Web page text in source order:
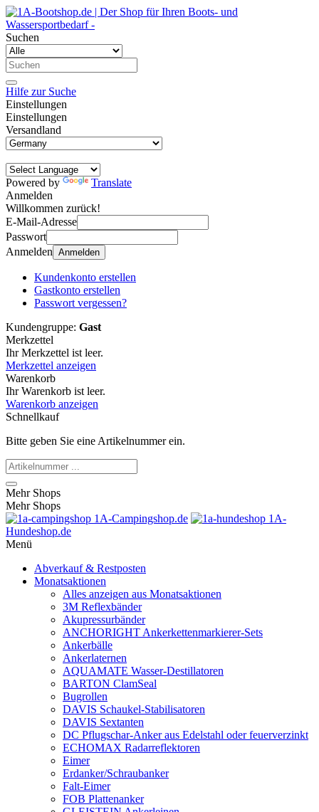
Suchen
Hilfe zur Suche
Einstellungen
Einstellungen
Versandland
Powered by
Translate
Anmelden
Willkommen zurück!
E-Mail-Adresse
Passwort
Anmelden Anmelden
Kundenkonto erstellen
Gastkonto erstellen
Passwort vergessen?
Kundengruppe: Gast
Merkzettel
Ihr Merkzettel ist leer.
Merkzettel anzeigen
Warenkorb
Ihr Warenkorb ist leer.
Warenkorb anzeigen
Schnellkauf
Bitte geben Sie eine Artikelnummer ein.
Mehr Shops
Mehr Shops
1A-Campingshop.de
1A-
Hundeshop.de
Menü
Abverkauf & Restposten
Monatsaktionen
Alles anzeigen aus Monatsaktionen
3M Reflexbänder
Akupressurbänder
ANCHORIGHT Ankerkettenmarkierer-Sets
Ankerbälle
Ankerlaternen
AQUAMATE Wasser-Destillatoren
BARTON ClamSeal
Bugrollen
DAVIS Schaukel-Stabilisatoren
DAVIS Sextanten
DC Pflugschar-Anker aus Edelstahl oder feuerverzinkt
ECHOMAX Radarreflektoren
Eimer
Erdanker/Schraubanker
Falt-Eimer
FOB Plattenanker